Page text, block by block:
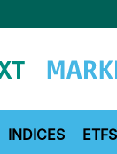
INDICES ETFS